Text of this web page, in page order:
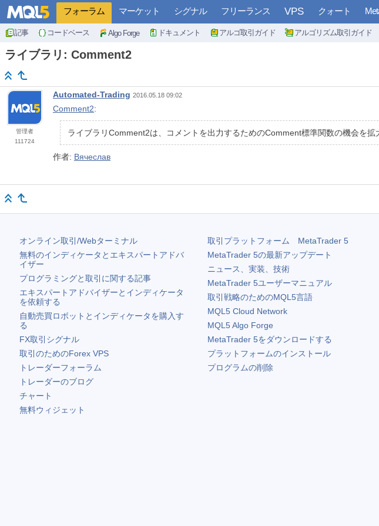
フォーラム マーケット シグナル フリーランス VPS クォート
記事 コードベース Algo Forge ドキュメント アルゴ取引ガイド アルゴリズム取引ガイド
ライブラリ: Comment2
管理者
111724
Automated-Trading 2016.05.18 09:02
Comment2:
ライブラリComment2は、コメントを出力するためのComment標準関数の機会を拡
作者: Вячеслав
オンライン取引/Webターミナル
無料のインディケータとエキスパートアドバ
イザー
プログラミングと取引に関する記事
エキスパートアドバイザーとインディケータ
を依頼する
自動売買ロボットとインディケータを購入す
る
FX取引シグナル
取引のためのForex VPS
トレーダーフォーラム
トレーダーのブログ
チャート
無料ウィジェット
取引プラットフォーム MetaTrader 5
MetaTrader 5の最新アップデート
ニュース、実装、技術
MetaTrader 5ユーザーマニュアル
取引戦略のためのMQL5言語
MQL5 Cloud Network
MQL5 Algo Forge
MetaTrader 5をダウンロードする
プラットフォームのインストール
プログラムの削除